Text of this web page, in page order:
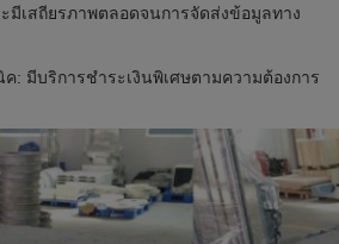
มีเสถียรภาพตลอดจนการจัดส่งข้อมูลทาง
: มีบริการชำระเงินพิเศษตามความต้องการ